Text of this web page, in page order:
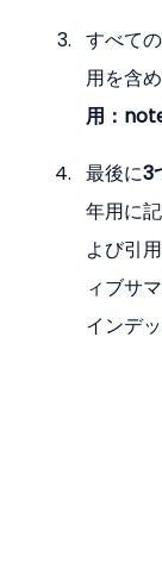
すべて
用を含
用：
最後に3
年用に
よび引
ィブサ
インデ